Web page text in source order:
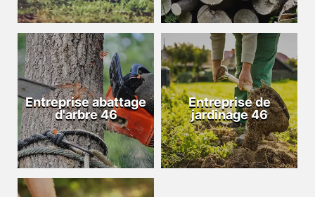
Entreprise abattage
d'arbre 46
Entreprise de
jardinage 46